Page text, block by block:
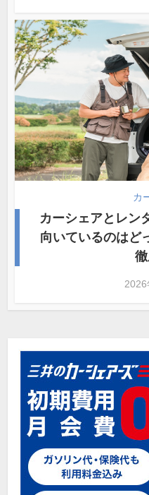
カ
カーシェアとレン
向いているのはど
2026